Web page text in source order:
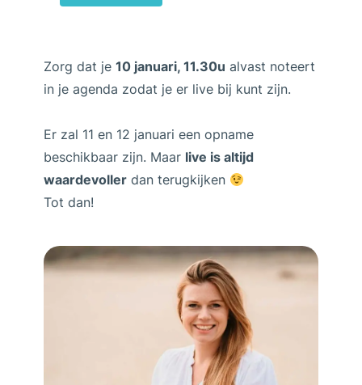
Zorg dat je 10 januari, 11.30u alvast noteert
in je agenda zodat je er live bij kunt zijn.
Er zal 11 en 12 januari een opname
beschikbaar zijn. Maar live is altijd
waardevollerdan terugkijken
Tot dan!